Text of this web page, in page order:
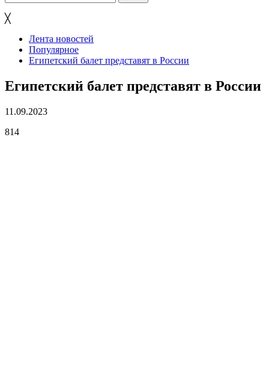
╳
Лента новостей
Популярное
Египетский балет представят в России
Египетский балет представят в России
11.09.2023
814